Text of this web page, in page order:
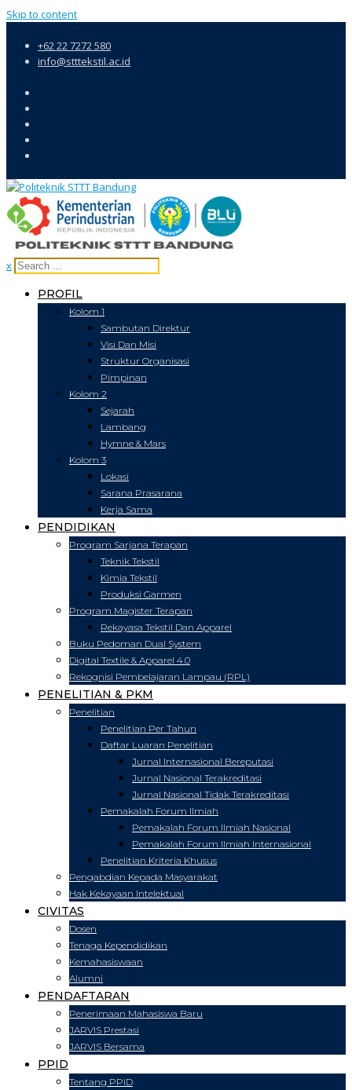
Skip to content
+62 22 7272 580
info@stttekstil.ac.id
x
PROFIL
Kolom 1
Sambutan Direktur
Visi Dan Misi
Struktur Organisasi
Pimpinan
Kolom 2
Sejarah
Lambang
Hymne & Mars
Kolom 3
Lokasi
Sarana Prasarana
Kerja Sama
PENDIDIKAN
Program Sarjana Terapan
Teknik Tekstil
Kimia Tekstil
Produksi Garmen
Program Magister Terapan
Rekayasa Tekstil Dan Apparel
Buku Pedoman Dual System
Digital Textile & Apparel 4.0
Rekognisi Pembelajaran Lampau (RPL)
PENELITIAN & PKM
Penelitian
Penelitian Per Tahun
Daftar Luaran Penelitian
Jurnal Internasional Bereputasi
Jurnal Nasional Terakreditasi
Jurnal Nasional Tidak Terakreditasi
Pemakalah Forum Ilmiah
Pemakalah Forum Ilmiah Nasional
Pemakalah Forum Ilmiah Internasional
Penelitian Kriteria Khusus
Pengabdian Kepada Masyarakat
Hak Kekayaan Intelektual
CIVITAS
Dosen
Tenaga Kependidikan
Kemahasiswaan
Alumni
PENDAFTARAN
Penerimaan Mahasiswa Baru
JARVIS Prestasi
JARVIS Bersama
PPID
Tentang PPID